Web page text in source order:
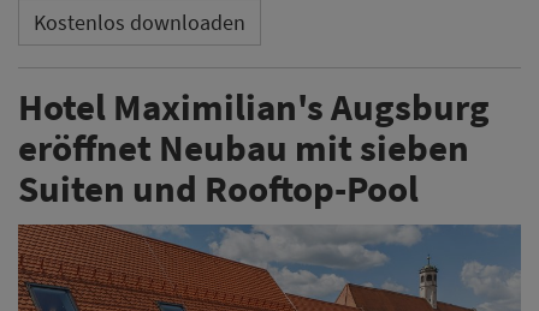
Kostenlos downloaden
Hotel Maximilian's Augsburg
eröffnet Neubau mit sieben
Suiten und Rooftop-Pool